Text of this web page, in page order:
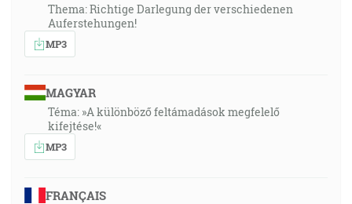
Thema: Richtige Darlegung der verschiedenen
Auferstehungen!
MP3
MAGYAR
Téma: »A különböző feltámadások megfelelő
kifejtése!«
MP3
FRANÇAIS